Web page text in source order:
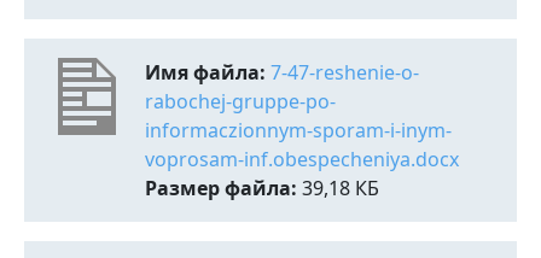
Имя файла: 7-47-reshenie-o-
rabochej-gruppe-po-
informaczionnym-sporam-i-inym-
voprosam-inf.obespecheniya.docx
Размер файла: 39,18 КБ